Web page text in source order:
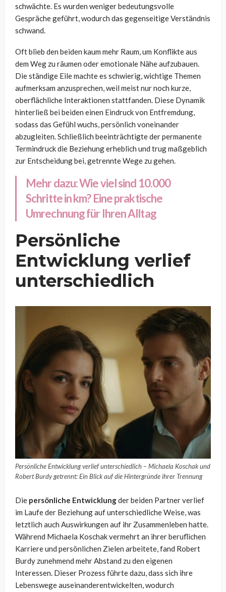
schwächte. Es wurden weniger bedeutungsvolle
Gespräche geführt, wodurch das gegenseitige Verständnis
schwand.
Oft blieb den beiden kaum mehr Raum, um Konflikte aus
dem Weg zu räumen oder emotionale Nähe aufzubauen.
Die ständige Eile machte es schwierig, wichtige Themen
aufmerksam anzusprechen, weil meist nur noch kurze,
oberflächliche Interaktionen stattfanden. Diese Dynamik
hinterließ bei beiden einen Eindruck von Entfremdung,
sodass das Gefühl wuchs, persönlich voneinander
abzugleiten. Schließlich beeinträchtigte der permanente
Termindruck die Beziehung erheblich und trug maßgeblich
zur Entscheidung bei, getrennte Wege zu gehen.
Mehr dazu:Wie viel sind 10.000
Schritte in km? Eine praktische
Umrechnung für Ihren Alltag
Persönliche
Entwicklung verlief
unterschiedlich
Persönliche Entwicklung verlief unterschiedlich – Michaela Koschak und
Robert Burdy getrennt: Ein Blick auf die Hintergründe ihrer Trennung
Die persönliche Entwicklungder beiden Partner verlief
im Laufe der Beziehung auf unterschiedliche Weise, was
letztlich auch Auswirkungen auf ihr Zusammenleben hatte.
Während Michaela Koschak vermehrt an ihrer beruflichen
Karriere und persönlichen Zielen arbeitete, fand Robert
Burdy zunehmend mehr Abstand zu den eigenen
Interessen. Dieser Prozess führte dazu, dass sich ihre
Lebenswege auseinanderentwickelten, wodurch